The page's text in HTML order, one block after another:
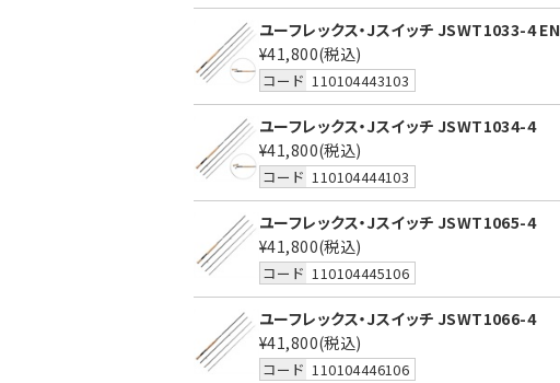
ユーフレックス・Jスイッチ JSWT1033-4 EN
¥41,800(税込)
コード 110104443103
ユーフレックス・Jスイッチ JSWT1034-4
¥41,800(税込)
コード 110104444103
ユーフレックス・Jスイッチ JSWT1065-4
¥41,800(税込)
コード 110104445106
ユーフレックス・Jスイッチ JSWT1066-4
¥41,800(税込)
コード 110104446106